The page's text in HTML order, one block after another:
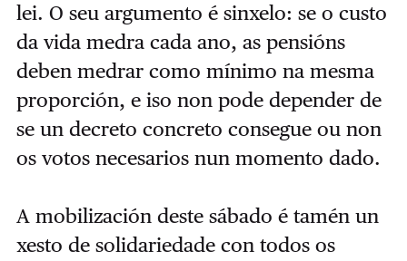
lei. O seu argumento é sinxelo: se o custo
da vida medra cada ano, as pensións
deben medrar como mínimo na mesma
proporción, e iso non pode depender de
se un decreto concreto consegue ou non
os votos necesarios nun momento dado.
A mobilización deste sábado é tamén un
xesto de solidariedade con todos os